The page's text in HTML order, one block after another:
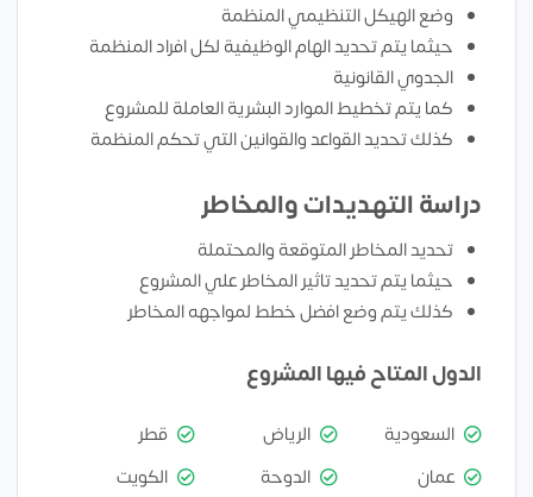
وضع الهيكل التنظيمي المنظمة
حيثما يتم تحديد الهام الوظيفية لكل افراد المنظمة
الجدوي القانونية
كما يتم تخطيط الموارد البشرية العاملة للمشروع
كذلك تحديد القواعد والقوانين التي تحكم المنظمة
دراسة التهديدات والمخاطر
تحديد المخاطر المتوقعة والمحتملة
حيثما يتم تحديد تاثير المخاطر علي المشروع
كذلك يتم وضع افضل خطط لمواجهه المخاطر
الدول المتاح فيها المشروع
السعودية الرياض
قطر
عمان
الدوحة
الكويت